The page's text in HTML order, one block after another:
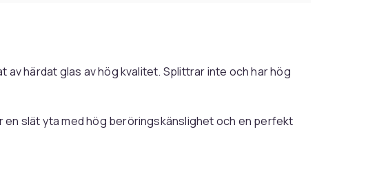
av härdat glas av hög kvalitet. Splittrar inte och har hög
en slät yta med hög beröringskänslighet och en perfekt